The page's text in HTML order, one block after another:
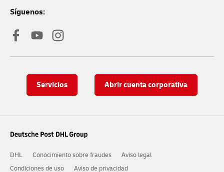
Síguenos:
Servicios Abrir cuenta corporativa
DHL Conocimiento sobre fraudes
Aviso legal
Condiciones de uso
Aviso de privacidad